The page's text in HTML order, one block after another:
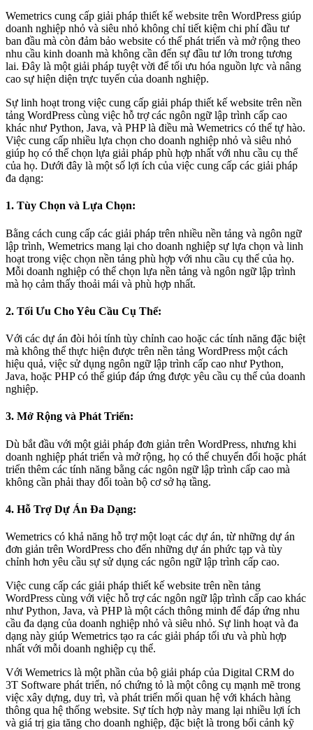
Wemetrics cung cấp giải pháp thiết kế website trên WordPress giúp
doanh nghiệp nhỏ và siêu nhỏ không chỉ tiết kiệm chi phí đầu tư
ban đầu mà còn đảm bảo website có thể phát triển và mở rộng theo
nhu cầu kinh doanh mà không cần đến sự đầu tư lớn trong tương
lai. Đây là một giải pháp tuyệt vời để tối ưu hóa nguồn lực và nâng
cao sự hiện diện trực tuyến của doanh nghiệp.
Sự linh hoạt trong việc cung cấp giải pháp thiết kế website trên nền
tảng WordPress cùng việc hỗ trợ các ngôn ngữ lập trình cấp cao
khác như Python, Java, và PHP là điều mà Wemetrics có thể tự hào.
Việc cung cấp nhiều lựa chọn cho doanh nghiệp nhỏ và siêu nhỏ
giúp họ có thể chọn lựa giải pháp phù hợp nhất với nhu cầu cụ thể
của họ. Dưới đây là một số lợi ích của việc cung cấp các giải pháp
đa dạng:
1. Tùy Chọn và Lựa Chọn:
Bằng cách cung cấp các giải pháp trên nhiều nền tảng và ngôn ngữ
lập trình, Wemetrics mang lại cho doanh nghiệp sự lựa chọn và linh
hoạt trong việc chọn nền tảng phù hợp với nhu cầu cụ thể của họ.
Mỗi doanh nghiệp có thể chọn lựa nền tảng và ngôn ngữ lập trình
mà họ cảm thấy thoải mái và phù hợp nhất.
2. Tối Ưu Cho Yêu Cầu Cụ Thể:
Với các dự án đòi hỏi tính tùy chỉnh cao hoặc các tính năng đặc biệt
mà không thể thực hiện được trên nền tảng WordPress một cách
hiệu quả, việc sử dụng ngôn ngữ lập trình cấp cao như Python,
Java, hoặc PHP có thể giúp đáp ứng được yêu cầu cụ thể của doanh
nghiệp.
3. Mở Rộng và Phát Triển:
Dù bắt đầu với một giải pháp đơn giản trên WordPress, nhưng khi
doanh nghiệp phát triển và mở rộng, họ có thể chuyển đổi hoặc phát
triển thêm các tính năng bằng các ngôn ngữ lập trình cấp cao mà
không cần phải thay đổi toàn bộ cơ sở hạ tầng.
4. Hỗ Trợ Dự Án Đa Dạng:
Wemetrics có khả năng hỗ trợ một loạt các dự án, từ những dự án
đơn giản trên WordPress cho đến những dự án phức tạp và tùy
chỉnh hơn yêu cầu sự sử dụng các ngôn ngữ lập trình cấp cao.
Việc cung cấp các giải pháp thiết kế website trên nền tảng
WordPress cùng với việc hỗ trợ các ngôn ngữ lập trình cấp cao khác
như Python, Java, và PHP là một cách thông minh để đáp ứng nhu
cầu đa dạng của doanh nghiệp nhỏ và siêu nhỏ. Sự linh hoạt và đa
dạng này giúp Wemetrics tạo ra các giải pháp tối ưu và phù hợp
nhất với mỗi doanh nghiệp cụ thể.
Với Wemetrics là một phần của bộ giải pháp của Digital CRM do
3T Software phát triển, nó chứng tỏ là một công cụ mạnh mẽ trong
việc xây dựng, duy trì, và phát triển mối quan hệ với khách hàng
thông qua hệ thống website. Sự tích hợp này mang lại nhiều lợi ích
và giá trị gia tăng cho doanh nghiệp, đặc biệt là trong bối cảnh kỹ